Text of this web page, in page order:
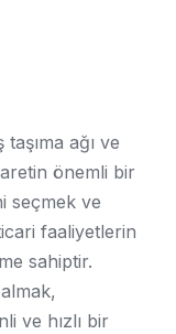
ağı ve
önemli bir
seçmek ve
faaliyetlerin
sahiptir.
ve hızlı bir